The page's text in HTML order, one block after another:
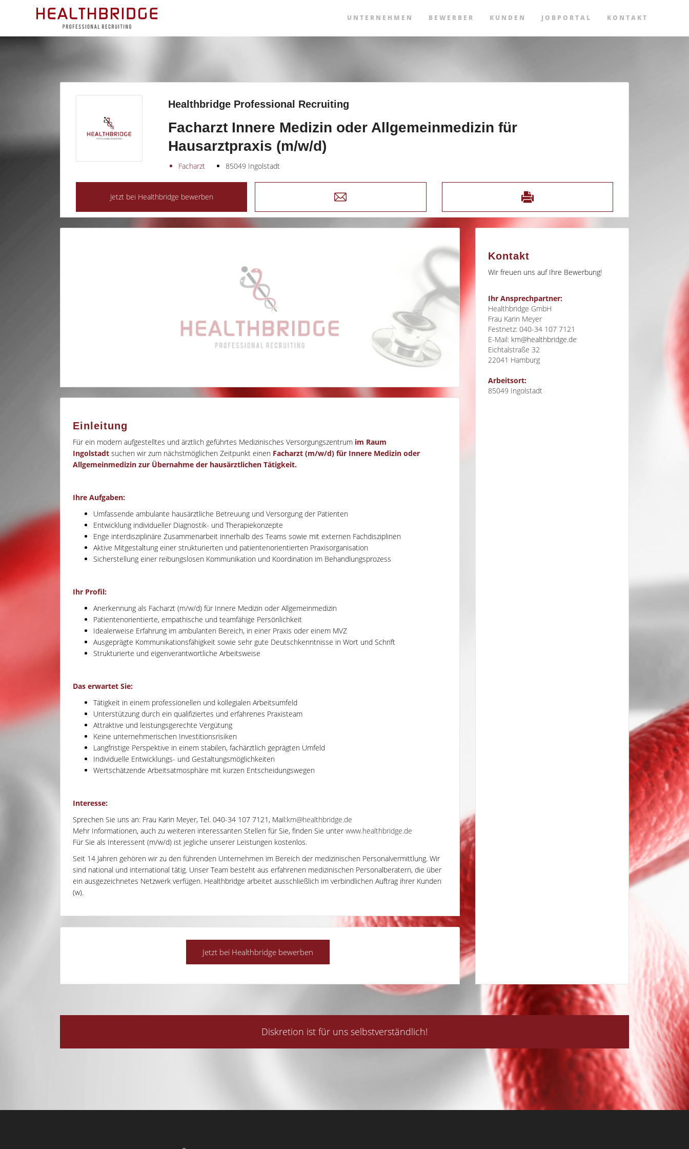
UNTERNEHMEN BEWERBER KUNDEN JOBPORTAL KONTAKT
Healthbridge Professional Recruiting
Facharzt Innere Medizin oder Allgemeinmedizin für
Hausarztpraxis (m/w/d)
Facharzt 85049 Ingolstadt
Einleitung
Für ein modern aufgestelltes und ärztlich geführtes Medizinisches Versorgungszentrum im Raum
Ingolstadt suchen wir zum nächstmöglichen Zeitpunkt einen Facharzt (m/w/d) für Innere Medizin oder
Allgemeinmedizin zur Übernahme der hausärztlichen Tätigkeit.
Ihre Aufgaben:
Umfassende ambulante hausärztliche Betreuung und Versorgung der Patienten
Entwicklung individueller Diagnostik- und Therapiekonzepte
Enge interdisziplinäre Zusammenarbeit innerhalb des Teams sowie mit externen Fachdisziplinen
Aktive Mitgestaltung einer strukturierten und patientenorientierten Praxisorganisation
Sicherstellung einer reibungslosen Kommunikation und Koordination im Behandlungsprozess
Ihr Profil:
Anerkennung als Facharzt (m/w/d) für Innere Medizin oder Allgemeinmedizin
Patientenorientierte, empathische und teamfähige Persönlichkeit
Idealerweise Erfahrung im ambulanten Bereich, in einer Praxis oder einem MVZ
Ausgeprägte Kommunikationsfähigkeit sowie sehr gute Deutschkenntnisse in Wort und Schrift
Strukturierte und eigenverantwortliche Arbeitsweise
Das erwartet Sie:
Tätigkeit in einem professionellen und kollegialen Arbeitsumfeld
Unterstützung durch ein qualifiziertes und erfahrenes Praxisteam
Attraktive und leistungsgerechte Vergütung
Keine unternehmerischen Investitionsrisiken
Langfristige Perspektive in einem stabilen, fachärztlich geprägten Umfeld
Individuelle Entwicklungs- und Gestaltungsmöglichkeiten
Wertschätzende Arbeitsatmosphäre mit kurzen Entscheidungswegen
Interesse:
Sprechen Sie uns an: Frau Karin Meyer, Tel. 040-34 107 7121, Mail:km@healthbridge.de
Mehr Informationen, auch zu weiteren interessanten Stellen für Sie, finden Sie unter www.healthbridge.de
Für Sie als Interessent (m/w/d) ist jegliche unserer Leistungen kostenlos.
Seit 14 Jahren gehören wir zu den führenden Unternehmen im Bereich der medizinischen Personalvermittlung. Wir
sind national und international tätig. Unser Team besteht aus erfahrenen medizinischen Personalberatern, die über
ein ausgezeichnetes Netzwerk verfügen. Healthbridge arbeitet ausschließlich im verbindlichen Auftrag ihrer Kunden
(w).
Kontakt
Wir freuen uns auf Ihre Bewerbung!
Ihr Ansprechpartner:
Healthbridge GmbH
Frau Karin Meyer
Festnetz: 040-34 107 7121
E-Mail: km@healthbridge.de
Eichtalstraße 32
22041 Hamburg
Arbeitsort:
85049 Ingolstadt
Diskretion ist für uns selbstverständlich!